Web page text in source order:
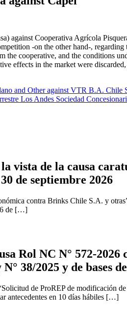
against Cooperativa Agrícola
-on the other hand-,
the cooperative, and the conditions
effects in the market were
and Other against VTR B.A. Chile
Los Andes Sociedad
vista de la causa
de septiembre 2026
contra Brinks Chile S.A. y
de […]
Rol NC N° 572-
38/2025 y de bases
de ProREP de modificación
antecedentes en 10 días hábiles […]